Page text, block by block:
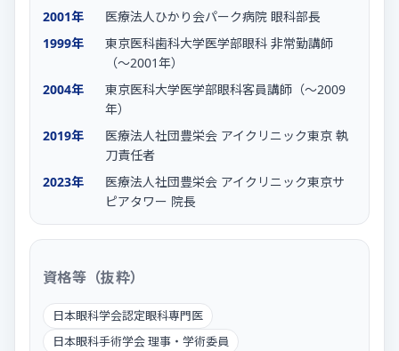
2001年
医療法人ひかり会パーク病院 眼科部長
1999年
東京医科歯科大学医学部眼科 非常勤講師
（〜2001年）
2004年
東京医科大学医学部眼科客員講師（〜2009
年）
2019年
医療法人社団豊栄会 アイクリニック東京 執
刀責任者
2023年
医療法人社団豊栄会 アイクリニック東京サ
ピアタワー 院長
資格等（抜粋）
日本眼科学会認定眼科専門医
日本眼科手術学会 理事・学術委員